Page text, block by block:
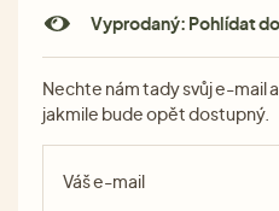
Vyprodaný: Pohlídat
Nechte nám tady svůj e-mail
jakmile bude opět dostupný.